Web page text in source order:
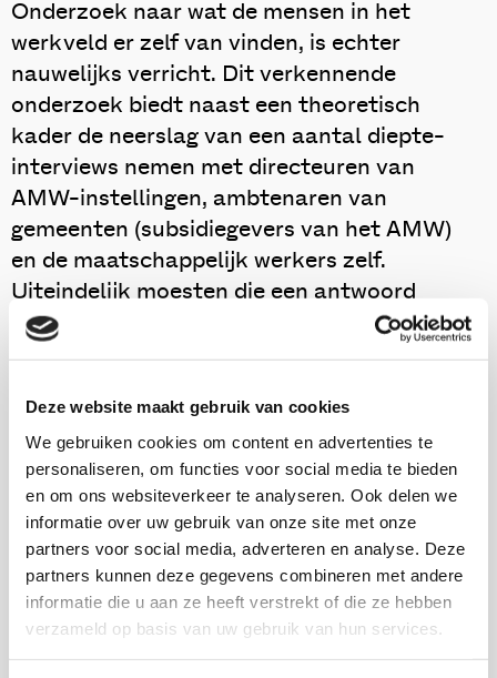
Deze website maakt gebruik van cookies
We gebruiken cookies om content en advertenties te
personaliseren, om functies voor social media te bieden
en om ons websiteverkeer te analyseren. Ook delen we
informatie over uw gebruik van onze site met onze
partners voor social media, adverteren en analyse. Deze
partners kunnen deze gegevens combineren met andere
informatie die u aan ze heeft verstrekt of die ze hebben
verzameld op basis van uw gebruik van hun services.
Onderzoek naar wat de mensen in het
werkveld er zelf van vinden, is echter
nauwelijks verricht. Dit verkennende
onderzoek biedt naast een theoretisch
kader de neerslag van een aantal diepte-
interviews nemen met directeuren van
AMW-instellingen, ambtenaren van
gemeenten (subsidiegevers van het AMW)
en de maatschappelijk werkers zelf.
Uiteindelijk moesten die een antwoord
bieden op de volgende vraag: Wat is de
invloed van de verzakelijking op de
werkers?
Een van de opvallendste resultaten uit de interviews is
dat maatschappelijk werkers aangeven dat zij niet
direct hinder ondervinden van de verzakelijking.
Maatschappelijk werkers moeten de laatste jaren al
hun werkzaamheden kunnen verantwoorden en